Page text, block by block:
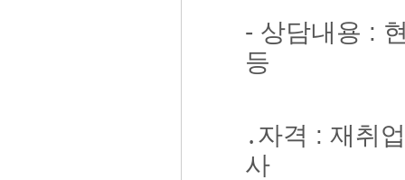
- 상담내용 :
등
․자격 : 재취
사